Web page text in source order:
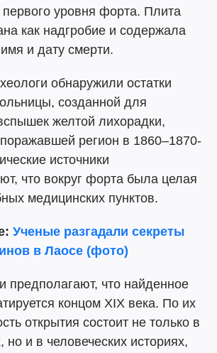
первого уровня форта. Плита
как надгробие и содержала
и дату смерти.
обнаружили остатки
созданной для
желтой лихорадки,
регион в 1860–1870-
источники
что вокруг форта была целая
медицинских пунктов.
Ученые разгадали секреты
в Лаосе (фото)
предполагают, что найденное
концом XIX века. По их
открытия состоит не только в
но и в человеческих историях,